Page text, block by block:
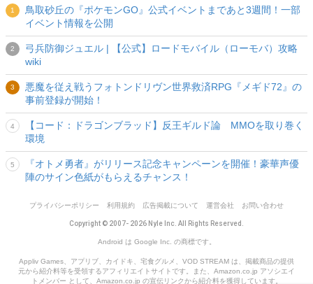
鳥取砂丘の『ポケモンGO』公式イベントまであと3週間！一部
イベント情報を公開
弓兵防御ジュエル | 【公式】ロードモバイル（ローモバ）攻略
wiki
悪魔を従え戦うフォトンドリヴン世界救済RPG『メギド72』の
事前登録が開始！
【コード：ドラゴンブラッド】反王ギルド論 MMOを取り巻く
環境
『オトメ勇者』がリリース記念キャンペーンを開催！豪華声優
陣のサイン色紙がもらえるチャンス！
プライバシーポリシー 利用規約 広告掲載について 運営会社 お問い合わせ
Copyright © 2007- 2026 Nyle Inc. All Rights Reserved.
Android は Google Inc. の商標です。
Appliv Games、アプリブ、カイドキ、宅食グルメ、VOD STREAM は、掲載商品の提供
元から紹介料等を受領するアフィリエイトサイトです。また、Amazon.co.jp アソシエイ
トメンバー として、Amazon.co.jp の宣伝リンクから紹介料を獲得しています。